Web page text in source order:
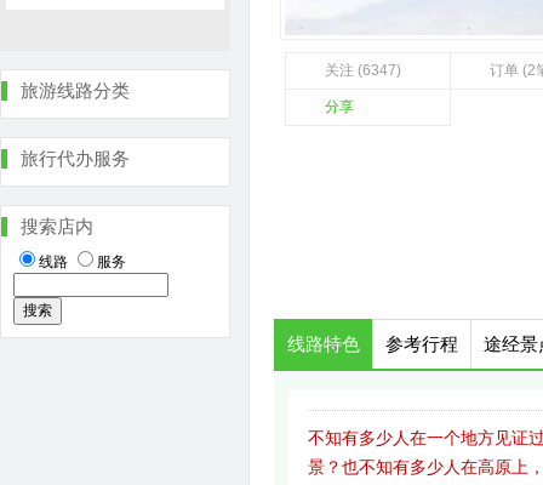
关注 (6347) 订单 (2
分享
线路特色 参考行程 途经景
不知有多少人在一个地方见证
景？也不知有多少人在高原上
旅游线路分类
旅行代办服务
搜索店内
线路 服务